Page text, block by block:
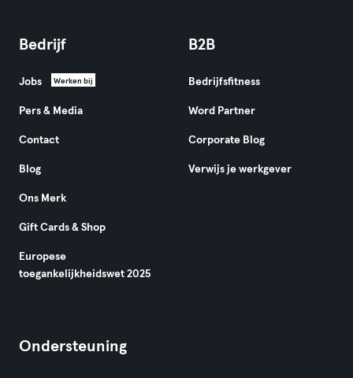
Bedrijf
Jobs Werken bij
Pers & Media
Contact
Blog
Ons Merk
Gift Cards & Shop
Europese
toegankelijkheidswet 2025
B2B
Bedrijfsfitness
Word Partner
Corporate Blog
Verwijs je werkgever
Ondersteuning